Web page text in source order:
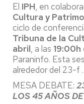
El IPH, en
Cultura y
ciclo de
Tribuna de la
abril, a las 19:00h
Paraninfo. Esta
alrededor del 23-f .
MESA DEBATE:
LOS 45 AÑOS